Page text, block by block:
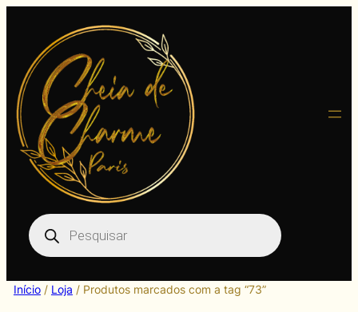
conteúdo
Pesquisar
produtos
Início/ Loja / Produtos marcados com a tag “73”